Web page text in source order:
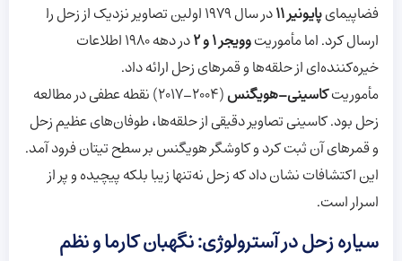
فضاپیمایپایونیر 11
در سال 1979 اولین تصاویر نزدیک از زحل را
ارسال کرد. اما مأموریتوویجر 1 و 2
در دهه 1980 اطلاعات
خیره‌کننده‌ای از حلقه‌ها و قمرهای زحل ارائه داد.
مأموریتکاسینی-هویگنس
(2004-2017) نقطه عطفی در مطالعه
زحل بود. کاسینی تصاویر دقیقی از حلقه‌ها، طوفان‌های عظیم زحل
و قمرهای آن ثبت کرد و کاوشگر هویگنس بر سطح تیتان فرود آمد.
این اکتشافات نشان داد که زحل نه‌تنها زیبا بلکه پیچیده و پر از
اسرار است.
سیاره زحل در آسترولوژی: نگهبان کارما و نظم